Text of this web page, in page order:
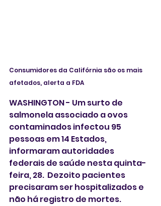
Consumidores da Califórnia são os mais
afetados, alerta a FDA
WASHINGTON - Um surto de
salmonela associado a ovos
contaminados infectou 95
pessoas em 14 Estados,
informaram autoridades
federais de saúde nesta quinta-
feira, 28.  Dezoito pacientes
precisaram ser hospitalizados e
não há registro de mortes.